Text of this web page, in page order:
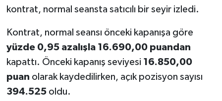
kontrat, normal seansta satıcılı bir seyir izledi.
Kontrat, normal seansı önceki kapanışa göre
yüzde 0,95 azalışla 16.690,00 puandan
kapattı. Önceki kapanış seviyesi 16.850,00
puan olarak kaydedilirken, açık pozisyon sayısı
394.525oldu.